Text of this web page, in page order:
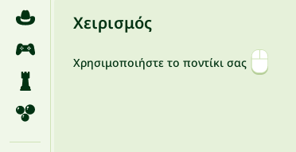
Χειρισμός
Χρησιμοποιήστε το ποντίκι σας